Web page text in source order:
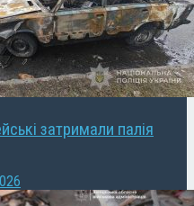
затримали палія